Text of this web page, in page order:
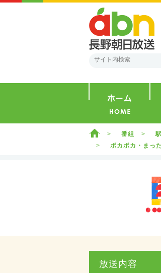
ホーム 番組
ポカポカ・まっ
放送内容